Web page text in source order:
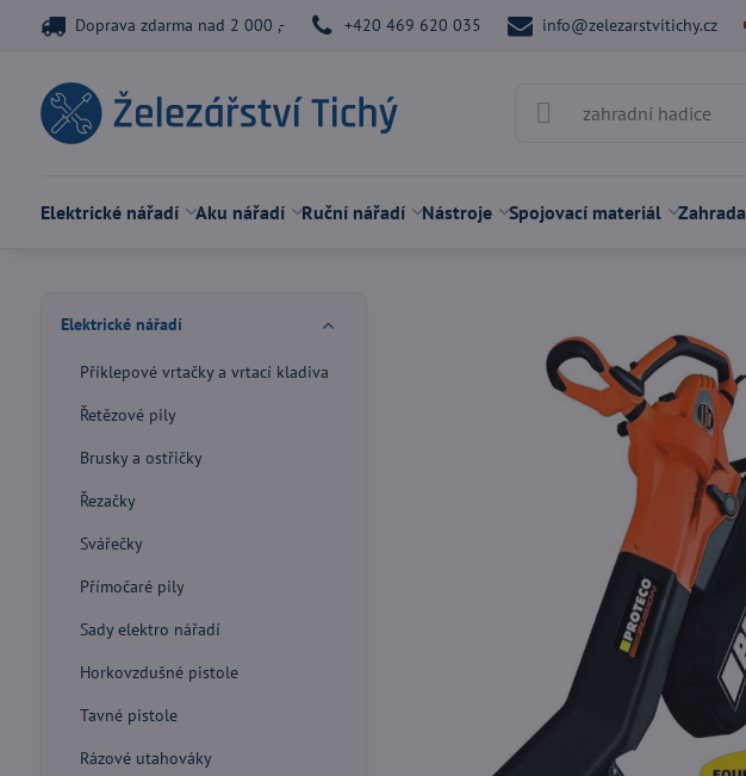
Doprava zdarma nad 2 000 ,- +420 469 620 035 info@zelezarstvitichy.cz
Elektrické nářadí Aku nářadí Ruční nářadí Nástroje Spojovací materiál Zahrada
Elektrické nářadí
Příklepové vrtačky a vrtací kladiva
Řetězové pily
Brusky a ostřičky
Řezačky
Svářečky
Přímočaré pily
Sady elektro nářadí
Horkovzdušné pistole
Tavné pistole
Rázové utahováky